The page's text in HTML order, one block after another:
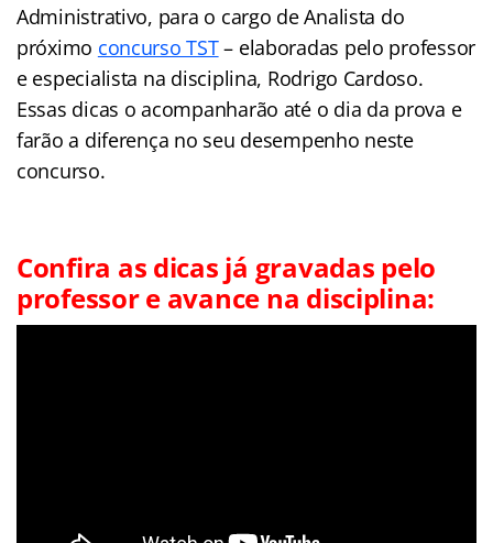
Administrativo, para o cargo de Analista do
próximo concurso TST– elaboradas pelo professor
e especialista na disciplina, Rodrigo Cardoso.
Essas dicas o acompanharão até o dia da prova e
farão a diferença no seu desempenho neste
concurso.
Confira as dicas já gravadas pelo
professor e avance na disciplina: